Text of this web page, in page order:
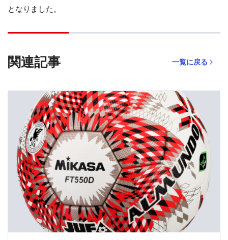
となりました。
関連記事 一覧に戻る